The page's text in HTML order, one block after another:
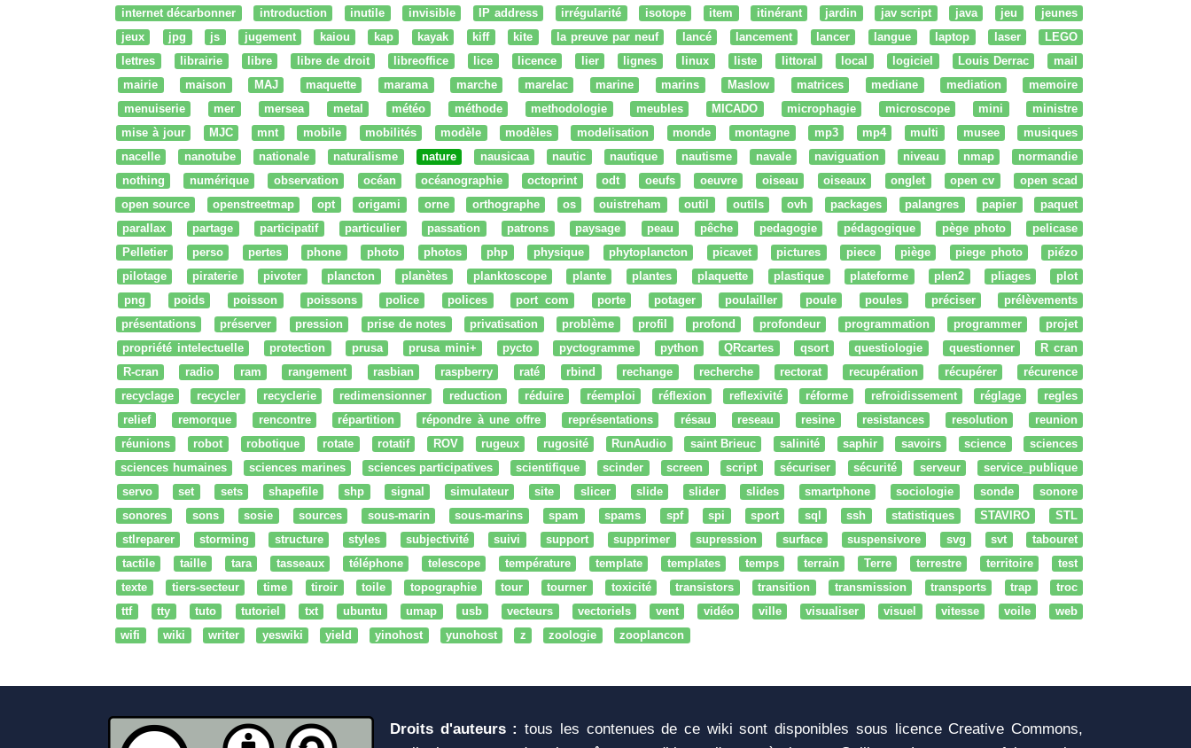
internet décarbonner
introduction inutile invisible IP address irrégularité isotope item itinérant jardin jav script java jeu
jeunes
jeux
jpg js jugement kaiou kap kayak kiff kite la preuve par neuf lancé lancement lancer langue laptop laser
LEGO
lettres
librairie libre libre de droit libreoffice lice licence lier lignes linux liste littoral local logiciel Louis Derrac
mail
mairie
maison MAJ maquette marama marche marelac marine marins Maslow matrices mediane mediation
memoire
menuiserie
mer mersea metal météo méthode methodologie meubles MICADO microphagie microscope mini
ministre
mise à jour
MJC mnt mobile mobilités modèle modèles modelisation monde montagne mp3 mp4 multi musee
musiques
nacelle
nanotube nationale naturalisme nature nausicaa nautic nautique nautisme navale naviguation niveau nmap
normandie
nothing
numérique observation océan océanographie octoprint odt oeufs oeuvre oiseau oiseaux onglet open cv
open scad
open source
openstreetmap opt origami orne orthographe os ouistreham outil outils ovh packages palangres papier
paquet
parallax
partage participatif particulier passation patrons paysage peau pêche pedagogie pédagogique pège photo
pelicase
Pelletier
perso pertes phone photo photos php physique phytoplancton picavet pictures piece piège piege photo
piézo
pilotage
piraterie pivoter plancton planètes planktoscope plante plantes plaquette plastique plateforme plen2 pliages
plot
png
poids poisson poissons police polices port com porte potager poulailler poule poules préciser
prélèvements
présentations
préserver pression prise de notes privatisation problème profil profond profondeur programmation programmer
projet
propriété intelectuelle
protection prusa prusa mini+ pycto pyctogramme python QRcartes qsort questiologie questionner
R cran
R-cran
radio ram rangement rasbian raspberry raté rbind rechange recherche rectorat recupération récupérer
récurence
recyclage
recycler recyclerie redimensionner reduction réduire réemploi réflexion reflexivité réforme refroidissement réglage
regles
relief
remorque rencontre répartition répondre à une offre représentations résau reseau resine resistances resolution
reunion
réunions
robot robotique rotate rotatif ROV rugeux rugosité RunAudio saint Brieuc salinité saphir savoirs science
sciences
sciences humaines
sciences marines sciences participatives scientifique scinder screen script sécuriser sécurité serveur
service_publique
servo
set sets shapefile shp signal simulateur site slicer slide slider slides smartphone sociologie sonde
sonore
sonores
sons sosie sources sous-marin sous-marins spam spams spf spi sport sql ssh statistiques STAVIRO
STL
stlreparer
storming structure styles subjectivité suivi support supprimer supression surface suspensivore svg svt
tabouret
tactile
taille tara tasseaux téléphone telescope température template templates temps terrain Terre terrestre territoire
test
texte
tiers-secteur time tiroir toile topographie tour tourner toxicité transistors transition transmission transports trap
troc
ttf
tty tuto tutoriel txt ubuntu umap usb vecteurs vectoriels vent vidéo ville visualiser visuel vitesse voile
web
wifi
wiki writer yeswiki yield yinohost yunohost z zoologie zooplancon
Droits d'auteurs : tous les contenues de ce wiki sont disponibles sous licence Creative Commons,